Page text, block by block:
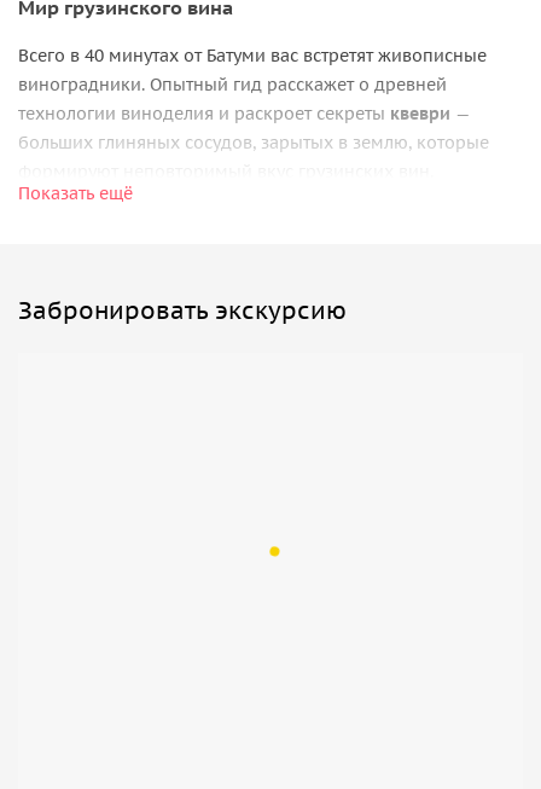
Мир грузинского вина
Всего в 40 минутах от Батуми вас встретят живописные
виноградники. Опытный гид расскажет о древней
технологии виноделия и раскроет секреты квеври —
больших глиняных сосудов, зарытых в землю, которые
погрузиться в процесс приготовления национальных
блюд. Вы научитесь лепить сочные
В завершение вас ждёт застолье в тёплой и дружелюбной
Показать ещё
Забронировать экскурсию